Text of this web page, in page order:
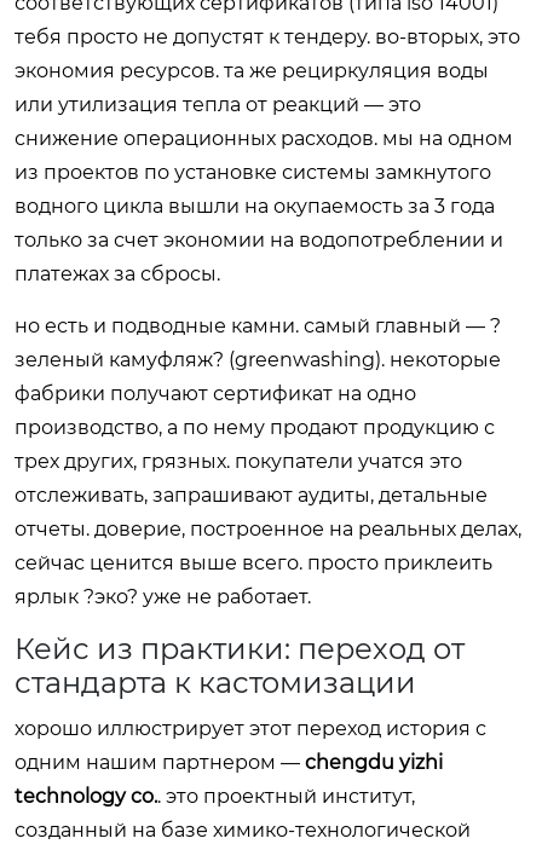
тебя просто не допустят к тендеру. во-вторых, это
экономия ресурсов. та же рециркуляция воды
или утилизация тепла от реакций — это
снижение операционных расходов. мы на одном
из проектов по установке системы замкнутого
водного цикла вышли на окупаемость за 3 года
только за счет экономии на водопотреблении и
платежах за сбросы.
но есть и подводные камни. самый главный — ?
зеленый камуфляж? (greenwashing). некоторые
фабрики получают сертификат на одно
производство, а по нему продают продукцию с
трех других, грязных. покупатели учатся это
отслеживать, запрашивают аудиты, детальные
отчеты. доверие, построенное на реальных делах,
сейчас ценится выше всего. просто приклеить
ярлык ?эко? уже не работает.
Кейс из практики: переход от
стандарта к кастомизации
хорошо иллюстрирует этот переход история с
одним нашим партнером — chengdu yizhi
technology co.. это проектный институт,
созданный на базе химико-технологической